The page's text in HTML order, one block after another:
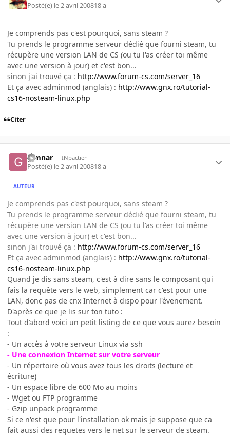
Posté(e) le 2 avril 200818 a
Je comprends pas c'est pourquoi, sans steam ?
Tu prends le programme serveur dédié que fourni steam, tu
récupère une version LAN de CS (ou tu l'as créer toi même
avec une version à jour) et c'est bon...
sinon j'ai trouvé ça : http://www.forum-cs.com/server_16
Et ça avec adminmod (anglais) : http://www.gnx.ro/tutorial-
cs16-nosteam-linux.php
Citer
gimnar INpactien
Posté(e) le 2 avril 200818 a
AUTEUR
Je comprends pas c'est pourquoi, sans steam ?
Tu prends le programme serveur dédié que fourni steam, tu
récupère une version LAN de CS (ou tu l'as créer toi même
avec une version à jour) et c'est bon...
sinon j'ai trouvé ça : http://www.forum-cs.com/server_16
Et ça avec adminmod (anglais) : http://www.gnx.ro/tutorial-
cs16-nosteam-linux.php
Quand je dis sans steam, c'est à dire sans le composant qui
fais la requête vers le web, simplement car c'est pour une
LAN, donc pas de cnx Internet à dispo pour l'évenement.
D'après ce que je lis sur ton tuto :
Tout d’abord voici un petit listing de ce que vous aurez besoin
:
- Un accès à votre serveur Linux via ssh
- Une connexion Internet sur votre serveur
- Un répertoire où vous avez tous les droits (lecture et
écriture)
- Un espace libre de 600 Mo au moins
- Wget ou FTP programme
- Gzip unpack programme
Si ce n'est que pour l'installation ok mais je suppose que ca
fait aussi des requetes vers le net sur le serveur de steam.